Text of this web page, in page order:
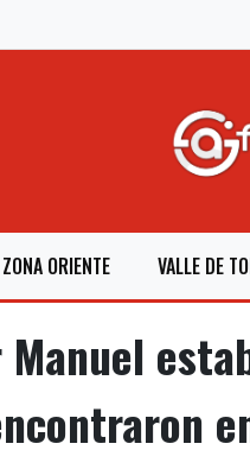
ZONA ORIENTE VALLE DE
Manuel